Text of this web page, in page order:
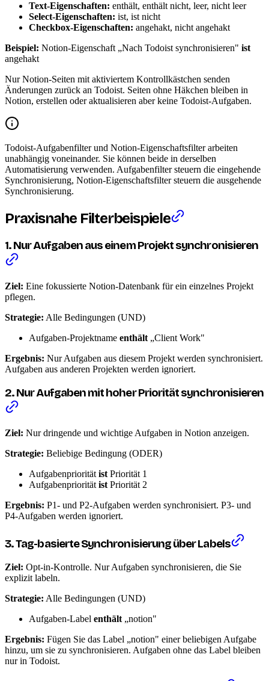
Text-Eigenschaften: enthält, enthält nicht, leer, nicht leer
Select-Eigenschaften: ist, ist nicht
Checkbox-Eigenschaften: angehakt, nicht angehakt
Beispiel: Notion-Eigenschaft „Nach Todoist synchronisieren" ist
angehakt
Nur Notion-Seiten mit aktiviertem Kontrollkästchen senden
Änderungen zurück an Todoist. Seiten ohne Häkchen bleiben in
Notion, erstellen oder aktualisieren aber keine Todoist-Aufgaben.
Todoist-Aufgabenfilter und Notion-Eigenschaftsfilter arbeiten
unabhängig voneinander. Sie können beide in derselben
Automatisierung verwenden. Aufgabenfilter steuern die eingehende
Synchronisierung, Notion-Eigenschaftsfilter steuern die ausgehende
Synchronisierung.
Praxisnahe Filterbeispiele
1. Nur Aufgaben aus einem Projekt synchronisieren
Ziel: Eine fokussierte Notion-Datenbank für ein einzelnes Projekt
pflegen.
Strategie: Alle Bedingungen (UND)
Aufgaben-Projektname enthält „Client Work"
Ergebnis: Nur Aufgaben aus diesem Projekt werden synchronisiert.
Aufgaben aus anderen Projekten werden ignoriert.
2. Nur Aufgaben mit hoher Priorität synchronisieren
Ziel: Nur dringende und wichtige Aufgaben in Notion anzeigen.
Strategie: Beliebige Bedingung (ODER)
Aufgabenpriorität ist Priorität 1
Aufgabenpriorität ist Priorität 2
Ergebnis: P1- und P2-Aufgaben werden synchronisiert. P3- und
P4-Aufgaben werden ignoriert.
3. Tag-basierte Synchronisierung über Labels
Ziel: Opt-in-Kontrolle. Nur Aufgaben synchronisieren, die Sie
explizit labeln.
Strategie: Alle Bedingungen (UND)
Aufgaben-Label enthält „notion"
Ergebnis: Fügen Sie das Label „notion" einer beliebigen Aufgabe
hinzu, um sie zu synchronisieren. Aufgaben ohne das Label bleiben
nur in Todoist.